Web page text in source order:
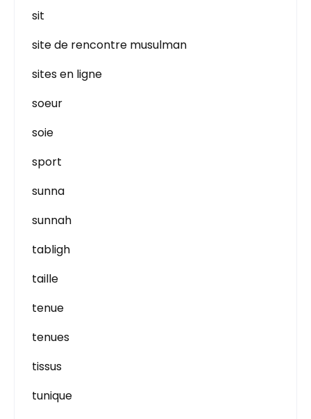
sit
site de rencontre musulman
sites en ligne
soeur
soie
sport
sunna
sunnah
tabligh
taille
tenue
tenues
tissus
tunique